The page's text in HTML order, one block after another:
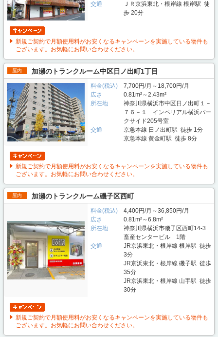
交通
ＪＲ京浜東北・根岸線 根岸駅 徒
歩 20分
新規ご契約で月額使用料がお安くなるキャンペーンを実施している物件も
ございます。お気軽にお問い合わせください。
屋内 加瀬のトランクルーム中区日ノ出町1丁目
料金(税込)
7,700円/月～18,700円/月
広さ
0.81m²～2.43m²
所在地
神奈川県横浜市中区日ノ出町１－
７６－１ インペリアル横浜パー
クサイド205号室
交通
京急本線 日ノ出町駅 徒歩 1分
京急本線 黄金町駅 徒歩 8分
新規ご契約で月額使用料がお安くなるキャンペーンを実施している物件も
ございます。お気軽にお問い合わせください。
屋内 加瀬のトランクルーム磯子区西町
料金(税込)
4,400円/月～36,850円/月
広さ
0.81m²～6.8m²
所在地
神奈川県横浜市磯子区西町14-3
畜産センタービル 1階
交通
JR京浜東北・根岸線 根岸駅 徒歩
3分
JR京浜東北・根岸線 磯子駅 徒歩
35分
JR京浜東北・根岸線 山手駅 徒歩
30分
新規ご契約で月額使用料がお安くなるキャンペーンを実施している物件も
ございます。お気軽にお問い合わせください。